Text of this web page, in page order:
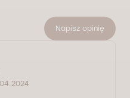
Napisz opinię